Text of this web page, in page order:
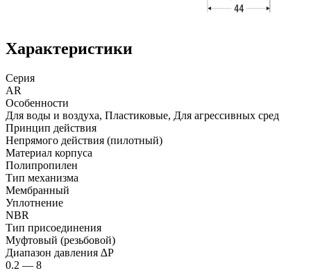
Характеристики
Серия
AR
Особенности
Для воды и воздуха, Пластиковые, Для агрессивных сред
Принцип действия
Непрямого действия (пилотный)
Материал корпуса
Полипропилен
Тип механизма
Мембранный
Уплотнение
NBR
Тип присоединения
Муфтовый (резьбовой)
Диапазон давления ∆P
0.2 — 8